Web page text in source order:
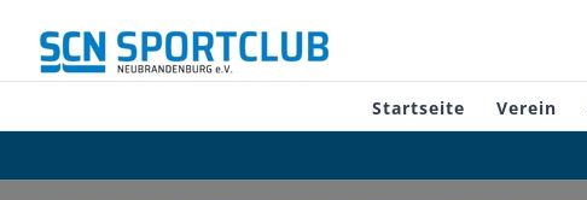
Inhalt
Startseite Verein